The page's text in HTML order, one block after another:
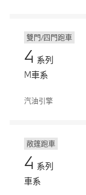
雙門/四門跑車
4 系列
M車系
汽油引擎
敞篷跑車
4 系列
車系